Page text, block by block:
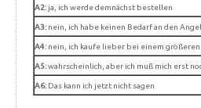
A2:ja, ich werde demnächst bestellen
A3:nein, ich habe keinen Bedarf an den
A4:nein, ich kaufe lieber bei einem
A5:wahrscheinlich, aber ich muß mich erst
A6:Das kann ich jetzt nicht sagen